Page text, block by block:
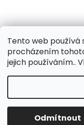
Tento web používá
procházením
jejich používáním..
Odmítnout
Z
Aktuality
Copyright 2026